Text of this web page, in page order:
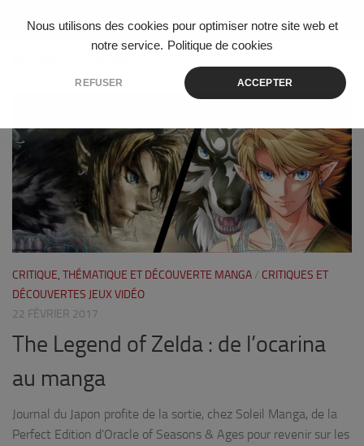
Nous utilisons des cookies pour optimiser notre site web et
notre service. Politique de cookies
REFUSER ACCEPTER
Skip to content
CRITIQUE, THÉMATIQUE ET DÉCOUVERTE MANGA / CRITIQUES ET
DÉCOUVERTES JEUX VIDÉO
22 FÉVRIER 2017
The Legend of Zelda : de l’ocarina
au manga
Journal du Japon profite de la sortie, chez Soleil Manga, de la
Perfect Edition d’Oracle of Seasons & Ages pour revenir sur les